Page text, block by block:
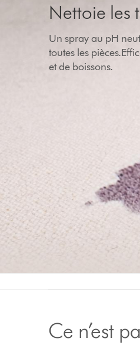
Nettoie les
Un spray au pH
toutes les
et de boissons.
Ce n’est